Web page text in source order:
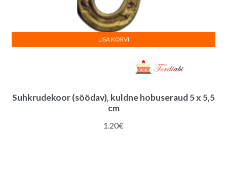
Suhkrudekoor (söödav), kuldne hobuseraud 5 x 5,5
cm
1.20€
LISA KORVI